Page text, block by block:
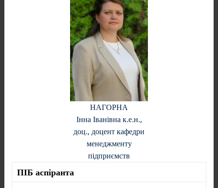
НАГОРНА
Інна Іванівна к.е.н.,
доц., доцент кафедри
менеджменту
підприємств
ПІБ аспіранта